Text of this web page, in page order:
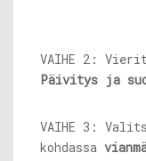
VAIHE 2:
Päivitys ja
VAIHE 3:
kohdassa